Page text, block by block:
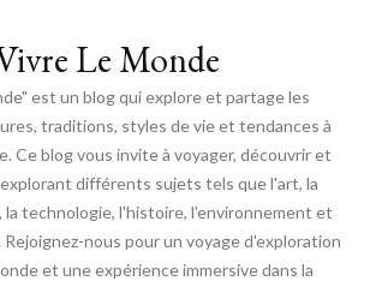
Le Monde
est un blog qui explore et partage les
traditions, styles de vie et tendances à
Ce blog vous invite à voyager, découvrir et
différents sujets tels que l'art, la
la technologie, l'histoire, l'environnement et
nous pour un voyage d'exploration
et une expérience immersive dans la